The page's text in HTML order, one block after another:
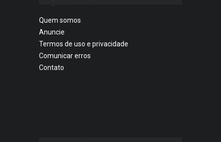
Quem somos
Anuncie
Termos de uso e privacidade
Comunicar erros
Contato